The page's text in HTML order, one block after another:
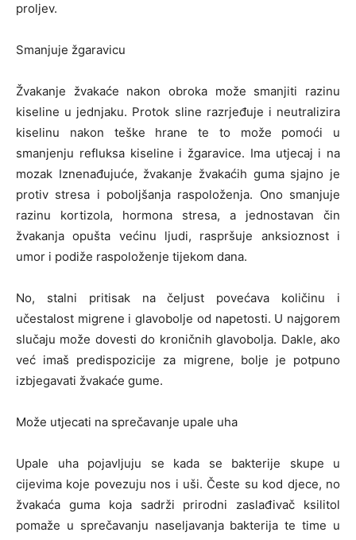
proljev.
Smanjuje žgaravicu
Žvakanje žvakaće nakon obroka može smanjiti razinu
kiseline u jednjaku. Protok sline razrjeđuje i neutralizira
kiselinu nakon teške hrane te to može pomoći u
smanjenju refluksa kiseline i žgaravice. Ima utjecaj i na
mozak Iznenađujuće, žvakanje žvakaćih guma sjajno je
protiv stresa i poboljšanja raspoloženja. Ono smanjuje
razinu kortizola, hormona stresa, a jednostavan čin
žvakanja opušta većinu ljudi, raspršuje anksioznost i
umor i podiže raspoloženje tijekom dana.
No, stalni pritisak na čeljust povećava količinu i
učestalost migrene i glavobolje od napetosti. U najgorem
slučaju može dovesti do kroničnih glavobolja. Dakle, ako
već imaš predispozicije za migrene, bolje je potpuno
izbjegavati žvakaće gume.
Može utjecati na sprečavanje upale uha
Upale uha pojavljuju se kada se bakterije skupe u
cijevima koje povezuju nos i uši. Česte su kod djece, no
žvakaća guma koja sadrži prirodni zaslađivač ksilitol
pomaže u sprečavanju naseljavanja bakterija te time u